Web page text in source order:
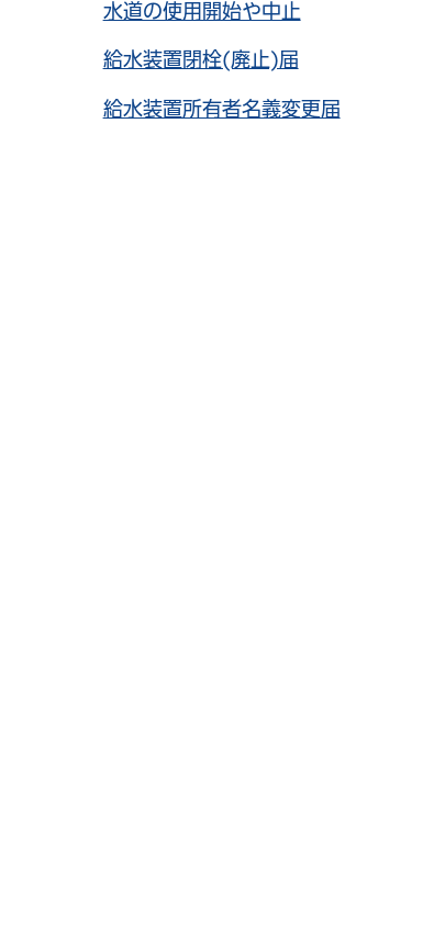
水道の使用開始や中止
給水装置閉栓(廃止)届
給水装置所有者名義変更届